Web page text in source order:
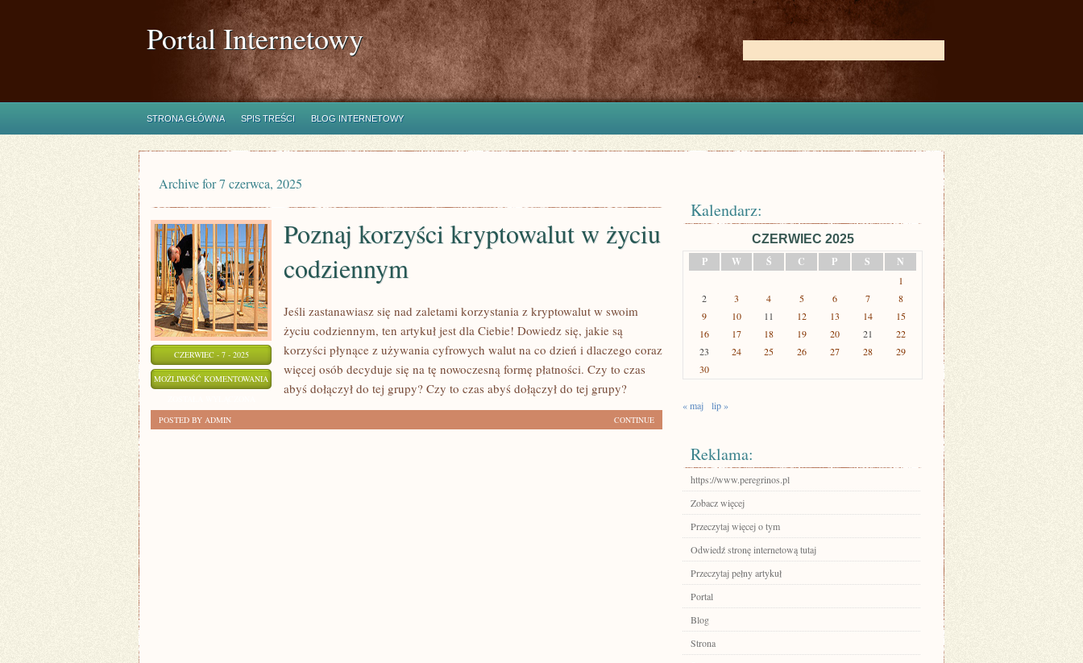
Portal Internetowy
STRONA GŁÓWNA SPIS TREŚCI BLOG INTERNETOWY
Archive for 7 czerwca, 2025
CZERWIEC - 7 - 2025
MOŻLIWOŚĆ KOMENTOWANIA
KORZYŚCI
Poznaj korzyści kryptowalut w życiu
codziennym
Jeśli zastanawiasz się nad zaletami korzystania z kryptowalut w swoim
życiu codziennym, ten artykuł jest dla Ciebie! Dowiedz się, jakie są
korzyści płynące z używania cyfrowych walut na co dzień i dlaczego coraz
więcej osób decyduje się na tę nowoczesną formę płatności. Czy to czas
abyś dołączył do tej grupy? Czy to czas abyś dołączył do tej grupy?
CONTINUE
POSTED BY ADMIN
Kalendarz:
CZERWIEC 2025
P
W Ś C P S N
1
2
3 4 5 6 7
8
9
10 11 12 13 14
15
16
17 18 19 20 21
22
23
24 25 26 27 28
29
30
« maj lip »
Reklama:
https://www.peregrinos.pl
Zobacz więcej
Przeczytaj więcej o tym
Odwiedź stronę internetową tutaj
Przeczytaj pełny artykuł
Portal
Blog
Strona